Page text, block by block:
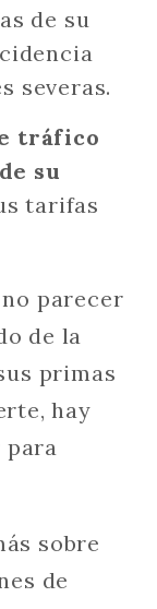
de su
severas.
tráfico
su
tarifas
parecer
de la
primas
hay
para
sobre
de